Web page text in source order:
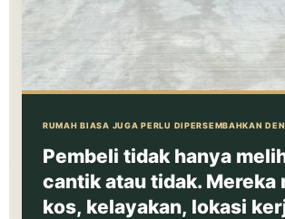
RUMAH BIASA JUGA PERLU DIPERSEMBAHKAN
Pembeli tidak hanya
cantik atau tidak. Mereka
kos, kelayakan, lokasi